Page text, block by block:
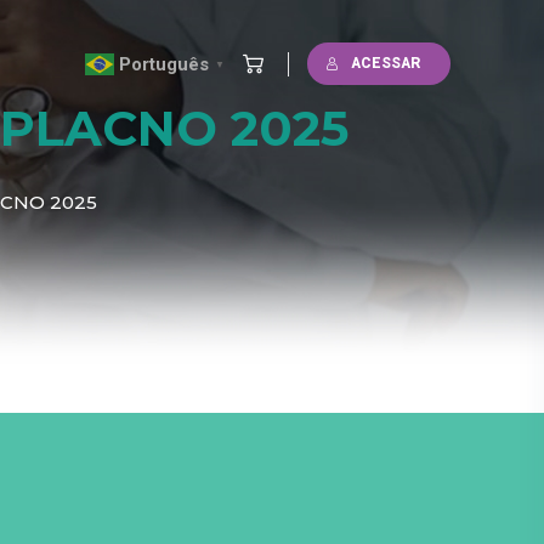
Português ▼ ACESSAR
2025
2025